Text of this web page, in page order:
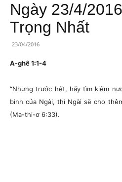
Ngày 23/4/
Trọng Nhất
23/04/2016
A-ghê 1:1-4
“Nhưng trước hết, hãy tìm kiếm
bình của Ngài, thì Ngài sẽ cho
(Ma-thi-ơ 6:33).